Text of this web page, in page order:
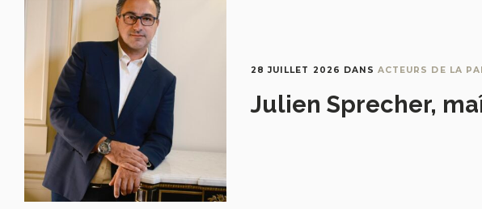
28 JUILLET 2026 DANSACTEURS DE LA
Julien Sprecher,